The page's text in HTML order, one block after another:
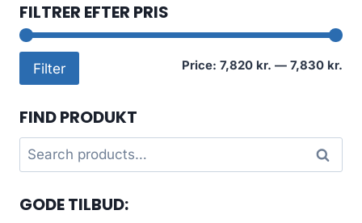
FILTRER EFTER PRIS
Filter Price: 7,820 kr. — 7,830 kr.
FIND PRODUKT
Search
for:
Search
GODE TILBUD: